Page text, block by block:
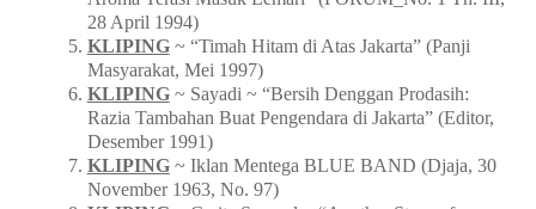
28 April 1994)
KLIPING~ “Timah Hitam di Atas Jakarta” (Panji
Masyarakat, Mei 1997)
KLIPING~ Sayadi ~ “Bersih Denggan Prodasih:
Razia Tambahan Buat Pengendara di Jakarta” (Editor,
Desember 1991)
KLIPING~ Iklan Mentega BLUE BAND (Djaja, 30
November 1963, No. 97)